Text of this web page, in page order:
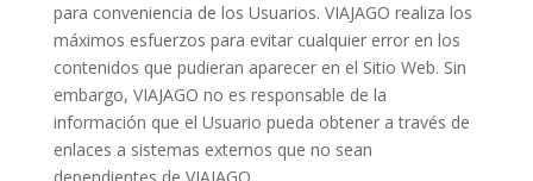
para conveniencia de los Usuarios. VIAJAGO realiza los
máximos esfuerzos para evitar cualquier error en los
contenidos que pudieran aparecer en el Sitio Web. Sin
embargo, VIAJAGO no es responsable de la
información que el Usuario pueda obtener a través de
enlaces a sistemas externos que no sean